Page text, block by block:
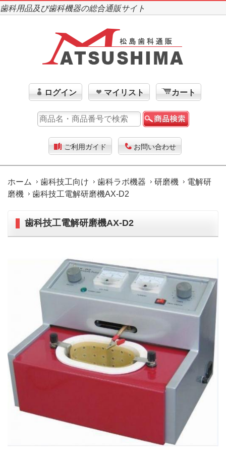
歯科用品及び歯科機器の総合通販サイト
ログイン マイリスト カート
ご利用ガイド お問い合わせ
ホーム 歯科技工向け 歯科ラボ機器 研磨機
電解研
磨機
歯科技工電解研磨機AX-D2
歯科技工電解研磨機AX-D2